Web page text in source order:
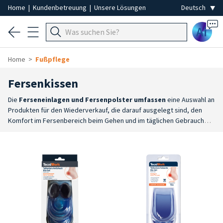
Home | Kundenbetreuung | Unsere Lösungen
Ai
Home Fußpflege
Fersenkissen
Die Ferseneinlagen und Fersenpolster umfassen eine Auswahl an
Produkten für den Wiederverkauf, die darauf ausgelegt sind, den
Komfort im Fersenbereich beim Gehen und im täglichen Gebrauch
Komfort und Dämpfung
: Das Sortiment umfasst
Ferseneinlagen und Erhöhungen, die dazu beitragen, Stöße zu
absorbieren und den Druck im Fersenbereich beim Gehen besser zu
Große Auswahl
: Erhältlich sind Ferseneinlagen aus Gel,
Bio-Gel und Silikon sowie stoßdämpfende Erhöhungen und Modelle
mit unterschiedlichen Formen und Eigenschaften, um den